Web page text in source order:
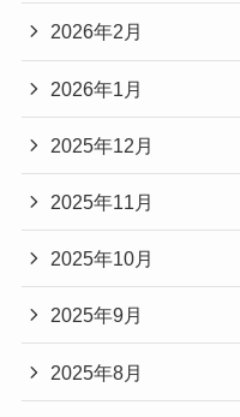
2026年2月
2026年1月
2025年12月
2025年11月
2025年10月
2025年9月
2025年8月